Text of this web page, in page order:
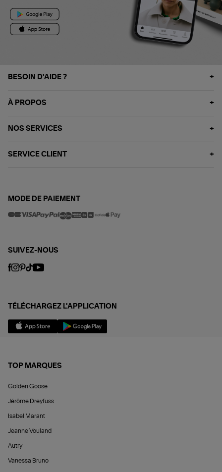
BESOIN D'AIDE ?
À PROPOS
NOS SERVICES
SERVICE CLIENT
MODE DE PAIEMENT
SUIVEZ-NOUS
TÉLÉCHARGEZ L'APPLICATION
TOP MARQUES
Golden Goose
Jérôme Dreyfuss
Isabel Marant
Jeanne Vouland
Autry
Vanessa Bruno